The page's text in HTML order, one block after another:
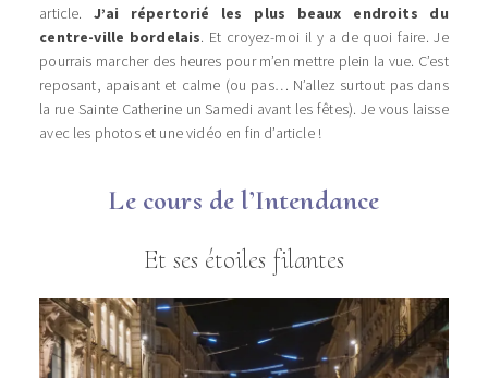
article.J’ai répertorié les plus beaux endroits du
centre-ville bordelais. Et croyez-moi il y a de quoi faire. Je
pourrais marcher des heures pour m’en mettre plein la vue. C’est
reposant, apaisant et calme (ou pas… N’allez surtout pas dans
la rue Sainte Catherine un Samedi avant les fêtes). Je vous laisse
avec les photos et une vidéo en fin d’article !
Le cours de l’Intendance
Et ses étoiles filantes